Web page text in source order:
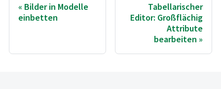
Bilder in Modelle
einbetten
Tabellarischer
Editor: Großflächig
Attribute
bearbeiten